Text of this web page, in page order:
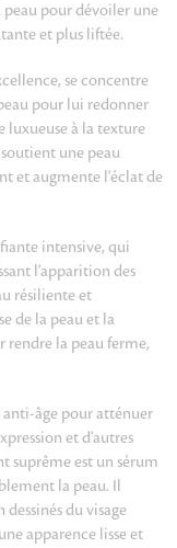
pour dévoiler une
et plus liftée.
se concentre
pour lui redonner
luxueuse à la texture
une peau
et augmente l'éclat de
intensive, qui
l'apparition des
résiliente et
de la peau et la
rendre la peau ferme,
âge pour atténuer
et d'autres
suprême est un sérum
la peau. Il
du visage
apparence lisse et